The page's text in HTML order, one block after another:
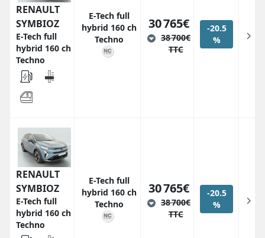
RENAULT
SYMBIOZ
E-Tech full
hybrid 160 ch
Techno
E-Tech full
hybrid 160 ch
Techno
30 765€
38 700€
TTC
-20.5
%
RENAULT
SYMBIOZ
E-Tech full
hybrid 160 ch
Techno
E-Tech full
hybrid 160 ch
Techno
30 765€
38 700€
TTC
-20.5
%